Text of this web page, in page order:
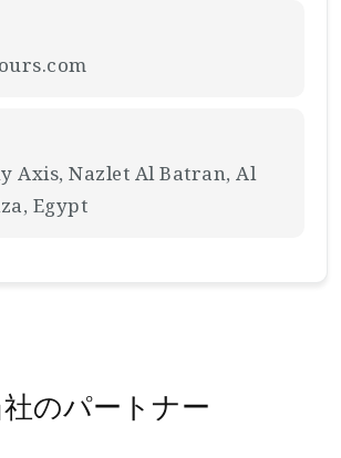
Axis, Nazlet Al Batran, Al
Egypt
のパートナー